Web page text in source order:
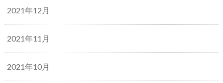
2021年12月
2021年11月
2021年10月